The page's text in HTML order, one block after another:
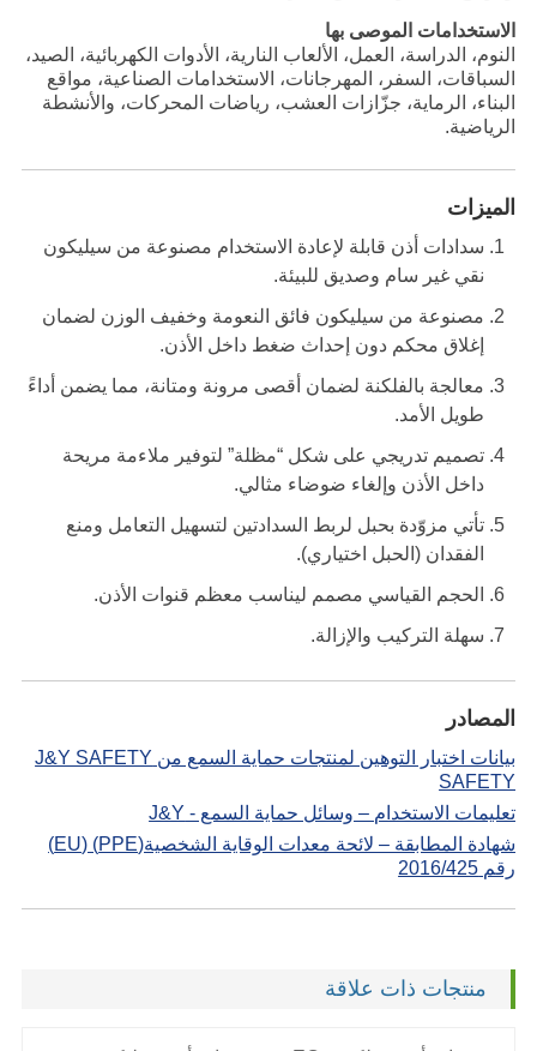
الاستخدامات الموصى بها
النوم، الدراسة، العمل، الألعاب النارية، الأدوات الكهربائية، الصيد،
السباقات، السفر، المهرجانات، الاستخدامات الصناعية، مواقع
البناء، الرماية، جزّازات العشب، رياضات المحركات، والأنشطة
الرياضية.
الميزات
سدادات أذن قابلة لإعادة الاستخدام مصنوعة من سيليكون
نقي غير سام وصديق للبيئة.
مصنوعة من سيليكون فائق النعومة وخفيف الوزن لضمان
إغلاق محكم دون إحداث ضغط داخل الأذن.
معالجة بالفلكنة لضمان أقصى مرونة ومتانة، مما يضمن أداءً
طويل الأمد.
تصميم تدريجي على شكل “مظلة” لتوفير ملاءمة مريحة
داخل الأذن وإلغاء ضوضاء مثالي.
تأتي مزوّدة بحبل لربط السدادتين لتسهيل التعامل ومنع
الفقدان (الحبل اختياري).
الحجم القياسي مصمم ليناسب معظم قنوات الأذن.
سهلة التركيب والإزالة.
المصادر
بيانات اختبار التوهين لمنتجات حماية السمع من J&Y SAFETY
SAFETY
تعليمات الاستخدام – وسائل حماية السمع - J&Y
شهادة المطابقة – لائحة معدات الوقاية الشخصية(PPE) (EU)
رقم 2016/425
منتجات ذات علاقة